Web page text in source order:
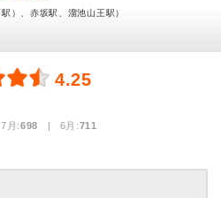
）、赤坂駅、溜池山王駅）
4.25
月:698 | 6月:711